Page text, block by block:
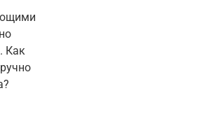
Как